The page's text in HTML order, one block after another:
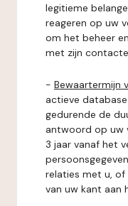
legitieme
reageren op uw
om het beheer
met zijn
- Bewaartermijn
actieve
gedurende de
antwoord op uw
3 jaar vanaf het
relaties met u,
van uw kant aan